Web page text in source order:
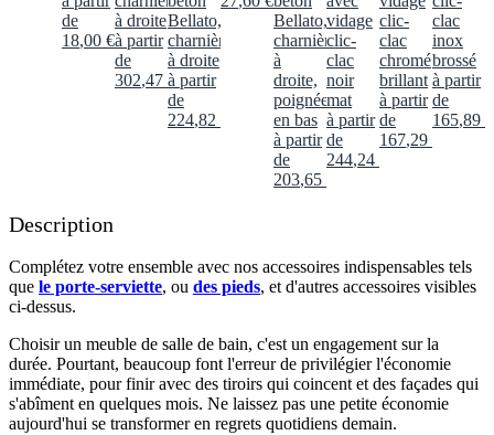
de
18,00 €
à droite
à partir
de
302,47 €
Bellato,
charnières
à droite
à partir
de
224,82
Bellato,
charnières
à
droite,
poignée
en bas
à partir
de
203,65
vidage
clic-
clac
noir
mat
à partir
de
244,24
clic-
clac
chromé
brillant
à partir
de
167,29
clac
inox
brossé
à partir
de
165,89
Description
Complétez votre ensemble avec nos accessoires indispensables tels
que le porte-serviette, ou des pieds, et d'autres accessoires visibles
ci-dessus.​
Choisir un meuble de salle de bain, c'est un engagement sur la
durée. Pourtant, beaucoup font l'erreur de privilégier l'économie
immédiate, pour finir avec des tiroirs qui coincent et des façades qui
s'abîment en quelques mois. Ne laissez pas une petite économie
aujourd'hui se transformer en regrets quotidiens demain.